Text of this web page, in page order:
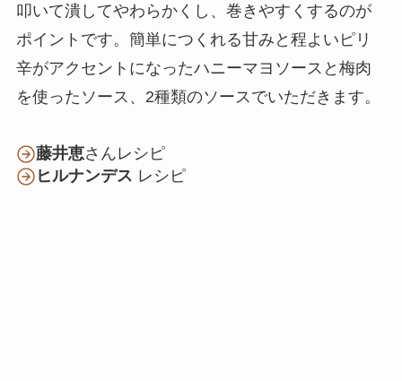
叩いて潰してやわらかくし、巻きやすくするのが
ポイントです。簡単につくれる甘みと程よいピリ
辛がアクセントになったハニーマヨソースと梅肉
を使ったソース、2種類のソースでいただきます。
藤井恵さんレシピ
ヒルナンデス レシピ